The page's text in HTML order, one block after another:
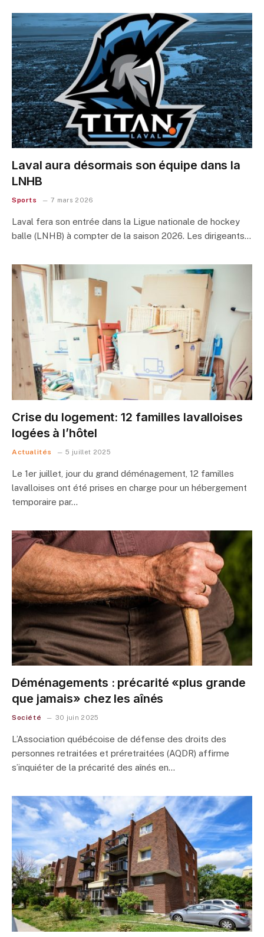
Laval aura désormais son équipe dans la
LNHB
Sports 7 mars 2026
Laval fera son entrée dans la Ligue nationale de hockey
balle (LNHB) à compter de la saison 2026. Les dirigeants…
Crise du logement: 12 familles lavalloises
logées à l’hôtel
Actualités 5 juillet 2025
Le 1er juillet, jour du grand déménagement, 12 familles
lavalloises ont été prises en charge pour un hébergement
temporaire par…
Déménagements : précarité «plus grande
que jamais» chez les aînés
Société 30 juin 2025
L’Association québécoise de défense des droits des
personnes retraitées et préretraitées (AQDR) affirme
s’inquiéter de la précarité des aînés en…